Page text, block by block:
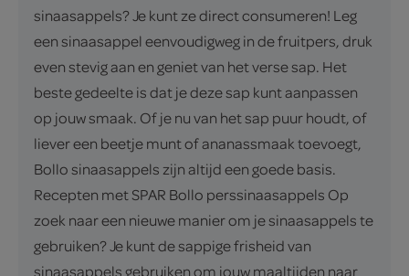
sinaasappels? Je kunt ze direct consumeren! Leg
een sinaasappel eenvoudigweg in de fruitpers, druk
even stevig aan en geniet van het verse sap. Het
beste gedeelte is dat je deze sap kunt aanpassen
op jouw smaak. Of je nu van het sap puur houdt, of
liever een beetje munt of ananassmaak toevoegt,
Bollo sinaasappels zijn altijd een goede basis.
Recepten met SPAR Bollo perssinaasappels Op
zoek naar een nieuwe manier om je sinaasappels te
gebruiken? Je kunt de sappige frisheid van
sinaasappels gebruiken om jouw maaltijden naar